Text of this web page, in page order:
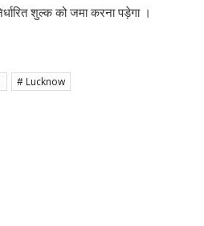
शुल्क को जमा करना पड़ेगा ।
# Lucknow